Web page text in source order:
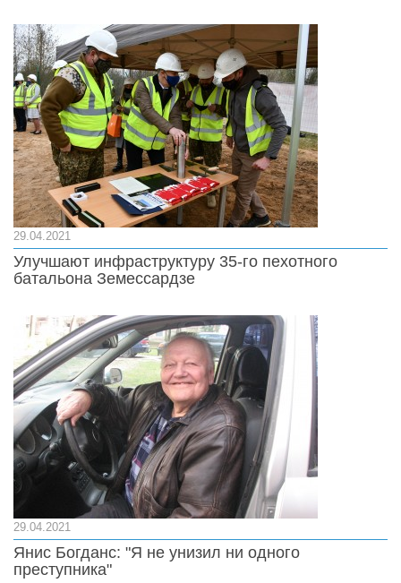
29.04.2021
Улучшают инфраструктуру 35-го пехотного
батальона Земессардзе
29.04.2021
Янис Богданс: "Я не унизил ни одного
преступника"